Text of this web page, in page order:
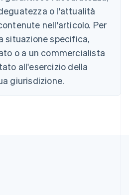
o l'attualità
nell'articolo. Per
situazione specifica,
o a un commercialista
all'esercizio della
giurisdizione.